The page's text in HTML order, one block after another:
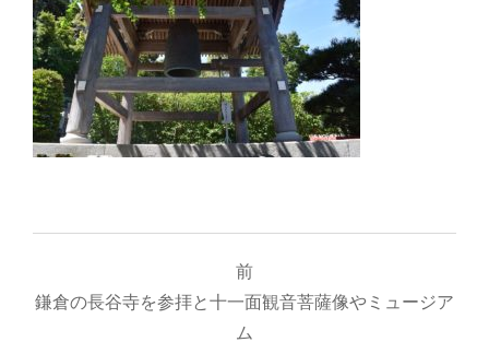
稿
前
鎌倉の長谷寺を参拝と十一面観音菩薩像やミュージア
ム